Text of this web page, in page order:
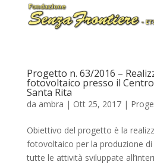
Progetto n. 63/2016 –
fotovoltaico presso il
Santa Rita
da ambra | Ott 25, 2017|
Obiettivo del progetto è la
fotovoltaico per la produzione
tutte le attività sviluppate